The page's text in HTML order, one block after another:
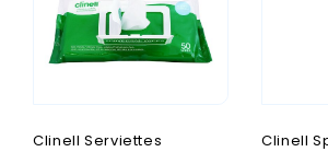
Clinell Serviettes
Clinell